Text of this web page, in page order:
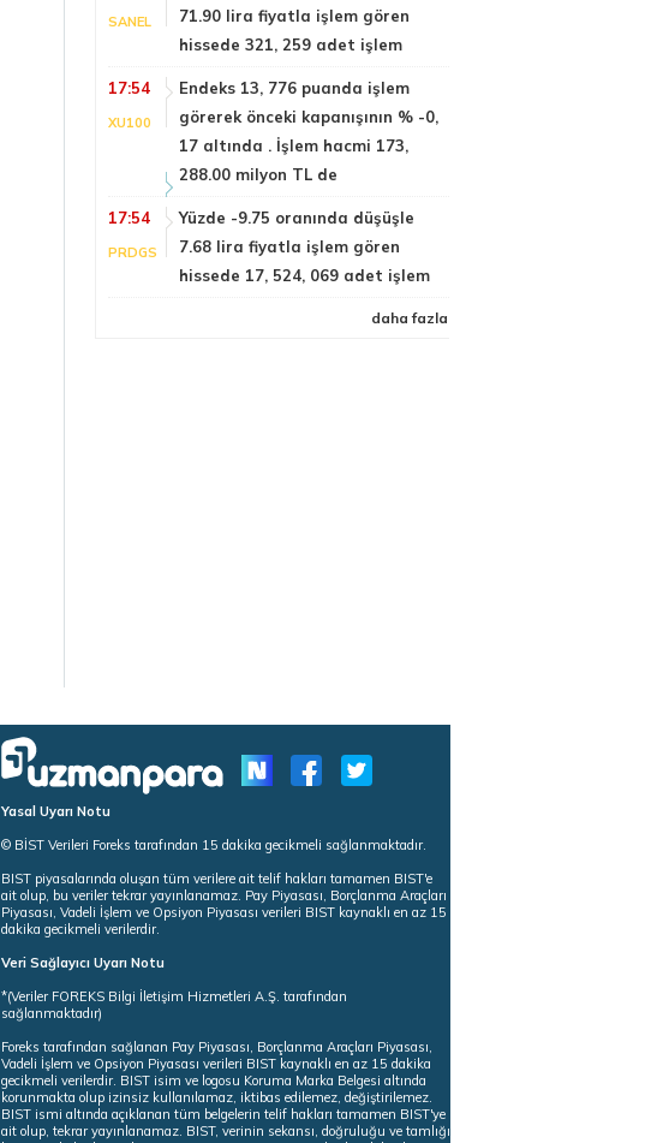
SANEL
71.90 lira fiyatla işlem gören
hissede 321, 259 adet işlem
17:54
XU100
Endeks 13, 776 puanda işlem
görerek önceki kapanışının % -0,
17 altında . İşlem hacmi 173,
288.00 milyon TL de
17:54
PRDGS
Yüzde -9.75 oranında düşüşle
7.68 lira fiyatla işlem gören
hissede 17, 524, 069 adet işlem
daha fazla
Yasal Uyarı Notu
© BİST Verileri Foreks tarafından 15 dakika gecikmeli sağlanmaktadır.
BIST piyasalarında oluşan tüm verilere ait telif hakları tamamen BIST'e
ait olup, bu veriler tekrar yayınlanamaz. Pay Piyasası, Borçlanma Araçları
Piyasası, Vadeli İşlem ve Opsiyon Piyasası verileri BIST kaynaklı en az 15
dakika gecikmeli verilerdir.
Veri Sağlayıcı Uyarı Notu
*(Veriler FOREKS Bilgi İletişim Hizmetleri A.Ş. tarafından
sağlanmaktadır)
Foreks tarafından sağlanan Pay Piyasası, Borçlanma Araçları Piyasası,
Vadeli İşlem ve Opsiyon Piyasası verileri BIST kaynaklı en az 15 dakika
gecikmeli verilerdir. BIST isim ve logosu Koruma Marka Belgesi altında
korunmakta olup izinsiz kullanılamaz, iktibas edilemez, değiştirilemez.
BIST ismi altında açıklanan tüm belgelerin telif hakları tamamen BIST'ye
ait olup, tekrar yayınlanamaz. BIST, verinin sekansı, doğruluğu ve tamlığı